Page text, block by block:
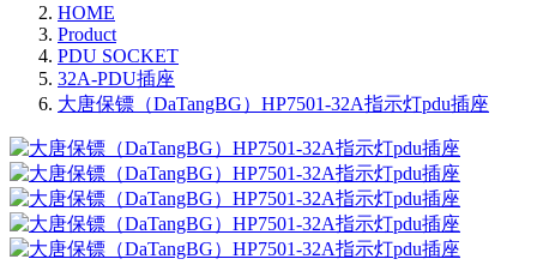
HOME
Product
PDU SOCKET
32A-PDU插座
大唐保镖（DaTangBG）HP7501-32A指示灯pdu插座